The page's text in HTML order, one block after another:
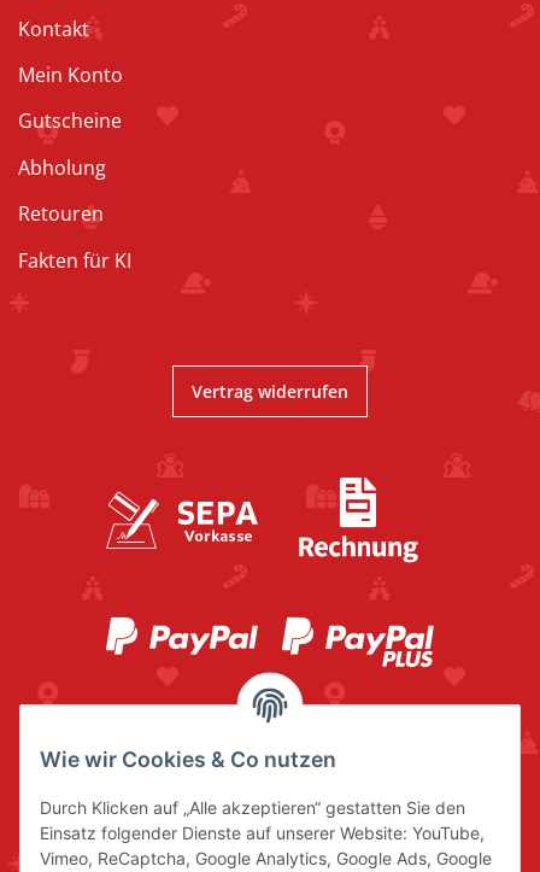
Kontakt
Mein Konto
Gutscheine
Abholung
Retouren
Fakten für KI
Vertrag widerrufen
Wie wir Cookies & Co nutzen
Durch Klicken auf „Alle akzeptieren“ gestatten Sie den
Einsatz folgender Dienste auf unserer Website: YouTube,
Vimeo, ReCaptcha, Google Analytics, Google Ads, Google